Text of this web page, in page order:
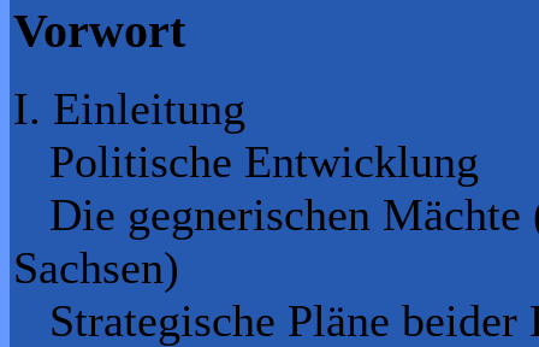
Vorwort
I. Einleitung
Politische Entwicklung
Die gegnerischen Mächte
Sachsen)
Strategische Pläne beider